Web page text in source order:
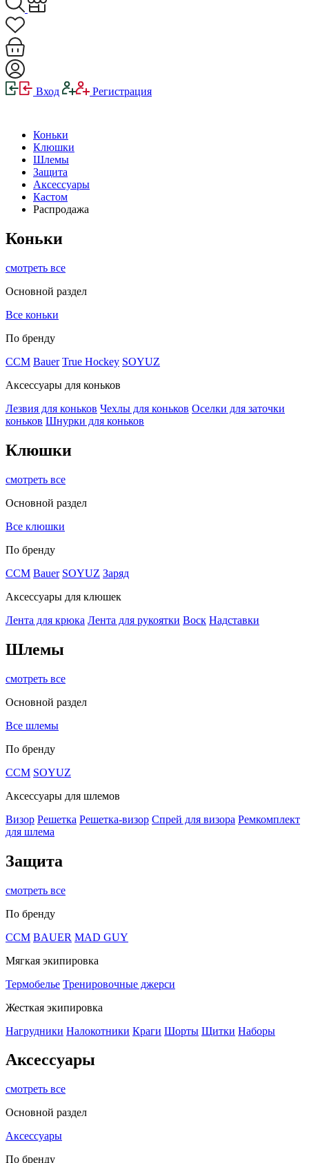
Вход Регистрация
Коньки
Клюшки
Шлемы
Защита
Аксессуары
Кастом
Распродажа
Коньки
смотреть все
Основной раздел
Все коньки
По бренду
ССМ Bauer True Hockey SOYUZ
Аксессуары для коньков
Лезвия для коньков Чехлы для коньков Оселки для заточки
коньков Шнурки для коньков
Клюшки
смотреть все
Основной раздел
Все клюшки
По бренду
CCM Bauer SOYUZ Заряд
Аксессуары для клюшек
Лента для крюка Лента для рукоятки Воск Надставки
Шлемы
смотреть все
Основной раздел
Все шлемы
По бренду
CCM SOYUZ
Аксессуары для шлемов
Визор Решетка Решетка-визор Спрей для визора Ремкомплект
для шлема
Защита
смотреть все
По бренду
CCM BAUER MAD GUY
Мягкая экипировка
Термобелье Тренировочные джерси
Жесткая экипировка
Нагрудники Налокотники Краги Шорты Щитки Наборы
Аксессуары
смотреть все
Основной раздел
Аксессуары
По бренду